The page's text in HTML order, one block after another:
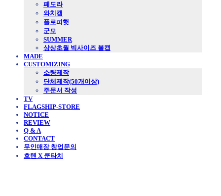
페도라
와치캡
플로피햇
군모
SUMMER
상상초월 빅사이즈 볼캡
MADE
CUSTOMIZING
소량제작
단체제작(50개이상)
주문서 작성
TV
FLAGSHIP-STORE
NOTICE
REVIEW
Q & A
CONTACT
무인매장 창업문의
호텐 X 쿤타치